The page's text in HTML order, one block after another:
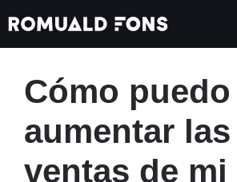
al
contenido
Cómo puedo
aumentar las
ventas de mi